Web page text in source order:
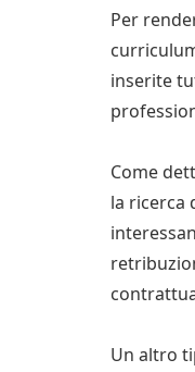
Per
inserite
Come
la ricerca
Un altro